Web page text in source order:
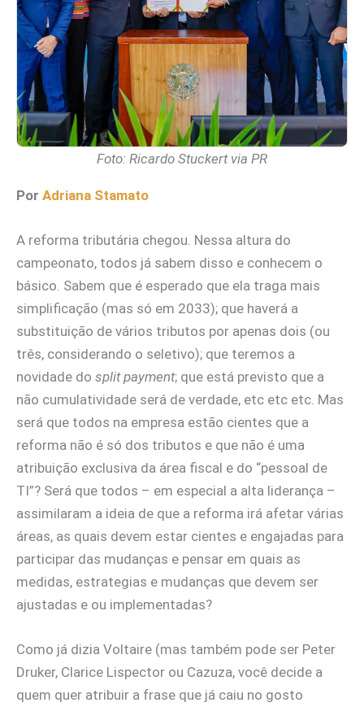
Foto: Ricardo Stuckert via PR
Por Adriana Stamato
A reforma tributária chegou. Nessa altura do
campeonato, todos já sabem disso e conhecem o
básico. Sabem que é esperado que ela traga mais
simplificação (mas só em 2033); que haverá a
substituição de vários tributos por apenas dois (ou
três, considerando o seletivo); que teremos a
novidade do split payment; que está previsto que a
não cumulatividade será de verdade, etc etc etc. Mas
será que todos na empresa estão cientes que a
reforma não é só dos tributos e que não é uma
atribuição exclusiva da área fiscal e do “pessoal de
TI”? Será que todos – em especial a alta liderança –
assimilaram a ideia de que a reforma irá afetar várias
áreas, as quais devem estar cientes e engajadas para
participar das mudanças e pensar em quais as
medidas, estrategias e mudanças que devem ser
ajustadas e ou implementadas?
Como já dizia Voltaire (mas também pode ser Peter
Druker, Clarice Lispector ou Cazuza, você decide a
quem quer atribuir a frase que já caiu no gosto